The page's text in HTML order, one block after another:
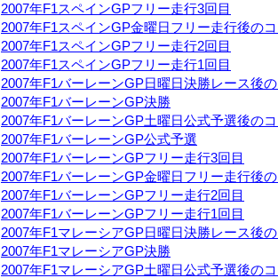
2007年F1スペインGPフリー走行3回目
2007年F1スペインGP金曜日フリー走行後の
2007年F1スペインGPフリー走行2回目
2007年F1スペインGPフリー走行1回目
2007年F1バーレーンGP日曜日決勝レース後
2007年F1バーレーンGP決勝
2007年F1バーレーンGP土曜日公式予選後の
2007年F1バーレーンGP公式予選
2007年F1バーレーンGPフリー走行3回目
2007年F1バーレーンGP金曜日フリー走行後
2007年F1バーレーンGPフリー走行2回目
2007年F1バーレーンGPフリー走行1回目
2007年F1マレーシアGP日曜日決勝レース後
2007年F1マレーシアGP決勝
2007年F1マレーシアGP土曜日公式予選後の